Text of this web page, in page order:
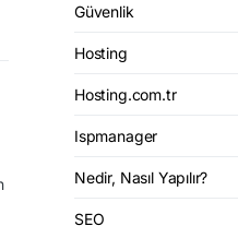
Güvenlik
Hosting
Hosting.com.tr
Ispmanager
Nedir, Nasıl Yapılır?
SEO